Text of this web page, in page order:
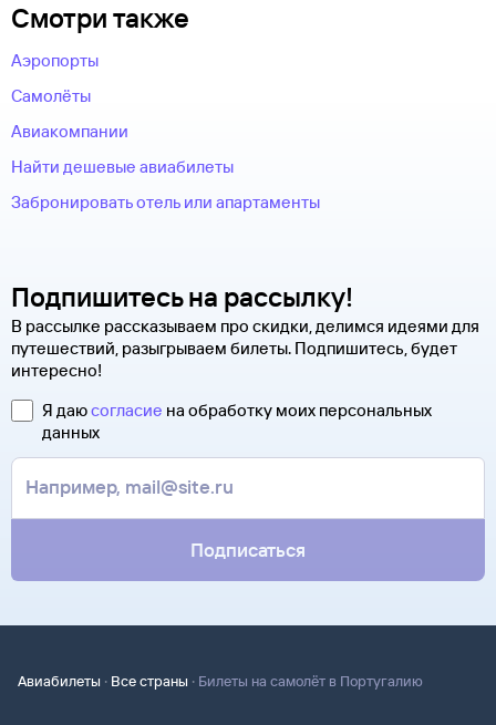
Смотри также
Аэропорты
Самолёты
Авиакомпании
Найти дешевые авиабилеты
Забронировать отель или апартаменты
Подпишитесь на рассылку!
В рассылке рассказываем про скидки, делимся идеями для
путешествий, разыгрываем билеты. Подпишитесь, будет
интересно!
Я даюсогласие на обработку моих персональных
данных
Подписаться
Авиабилеты · Все страны · Билеты на самолёт в Португалию